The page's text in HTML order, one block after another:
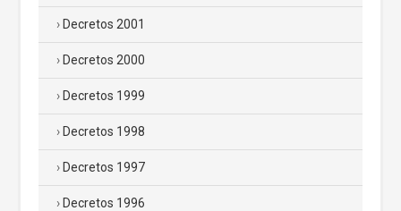
Decretos 2001
Decretos 2000
Decretos 1999
Decretos 1998
Decretos 1997
Decretos 1996